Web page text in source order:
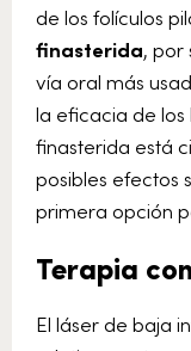
de los folículos
finasterida, por
vía oral más
la eficacia de
finasterida está
posibles efectos
primera opción
Terapia
El láser de baja